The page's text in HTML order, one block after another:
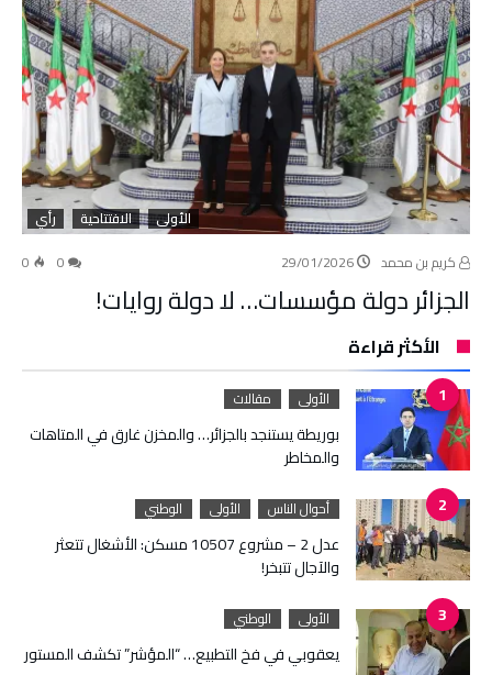
الأولى الافتتاحية
رأي
كريم بن محمد
29/01/2026
0
الجزائر دولة مؤسسات… لا دولة روايات!
الأكثر قراءة
الأولى مقالات
بوريطة يستنجد بالجزائر… والمخزن غارق في المتاهات
والمخاطر
أحوال الناس الأولى الوطني
عدل 2 – مشروع 10507 مسكن: الأشغال تتعثر
والآجال تتبخر!
الأولى الوطني
يعقوبي في فخ التطبيع… “المؤشر” تكشف المستور